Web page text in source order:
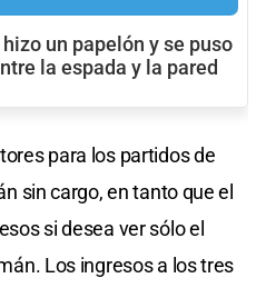
un papelón y se puso
la espada y la pared
para los partidos de
sin cargo, en tanto que el
si desea ver sólo el
Los ingresos a los tres